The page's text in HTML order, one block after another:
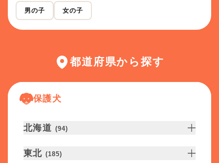
男の子 女の子
都道府県から探す
保護犬
北海道 (94)
東北 (185)